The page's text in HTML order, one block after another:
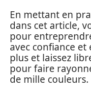
En mettant en
dans cet article,
pour
avec confiance et
plus et laissez
pour faire
de mille couleurs.